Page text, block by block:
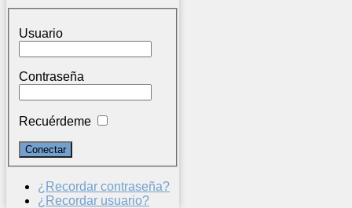
Usuario
Contraseña
Recuérdeme
¿Recordar contraseña?
¿Recordar usuario?